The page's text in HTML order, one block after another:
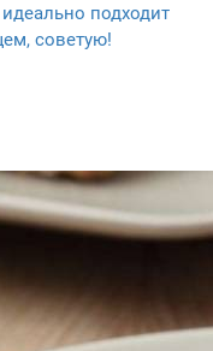
подходит
советую!